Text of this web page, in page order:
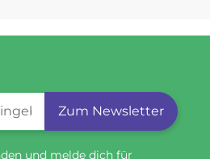
Zum Newsletter
und melde dich für